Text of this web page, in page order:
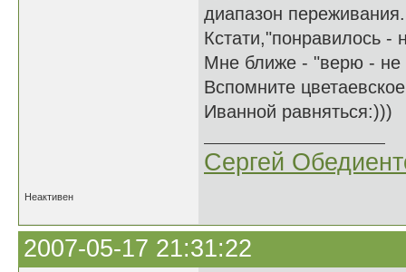
диапазон переживания.
Кстати,"понравилось -
Мне ближе - "верю - не
Вспомните
Иванной равняться:)))
Сергей
Неактивен
2007-05-17 21:31:22